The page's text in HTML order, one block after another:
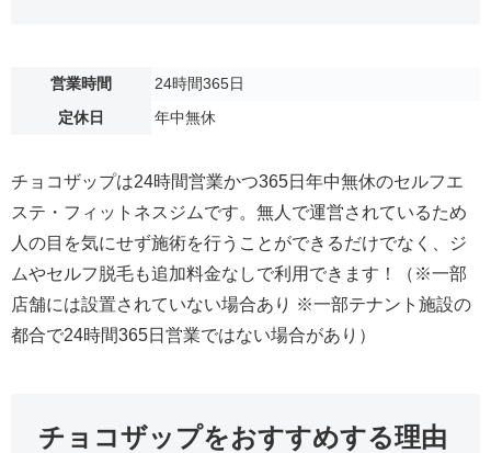
営業時間
24時間365日
定休日
年中無休
チョコザップは24時間営業かつ365日年中無休のセルフエ
ステ・フィットネスジムです。無人で運営されているため
人の目を気にせず施術を行うことができるだけでなく、ジ
ムやセルフ脱毛も追加料金なしで利用できます！（※一部
店舗には設置されていない場合あり ※一部テナント施設の
都合で24時間365日営業ではない場合があり）
チョコザップをおすすめする理由